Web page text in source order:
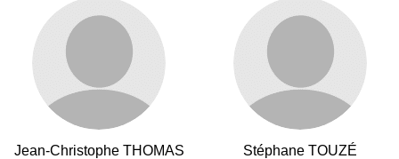
Jean-Christophe THOMAS Stéphane TOUZÉ